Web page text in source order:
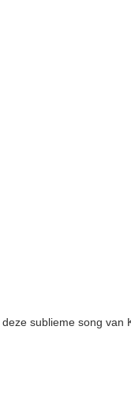
sublieme song van